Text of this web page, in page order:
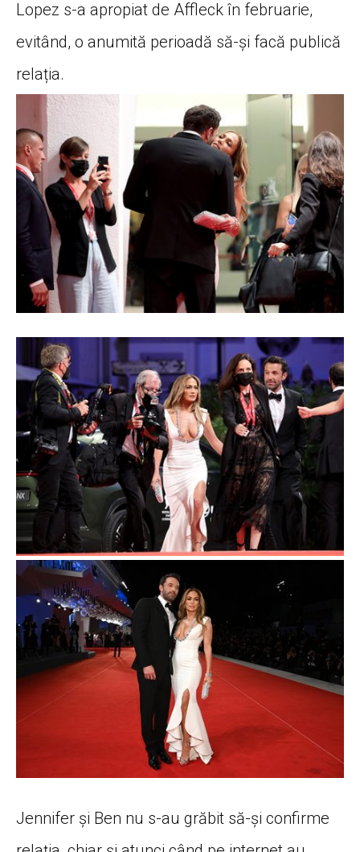
Lopez s-a apropiat de Affleck în februarie,
evitând, o anumită perioadă să-și facă publică
relația.
Jennifer și Ben nu s-au grăbit să-și confirme